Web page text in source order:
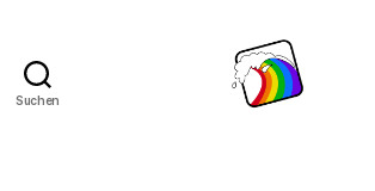
Suchen